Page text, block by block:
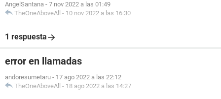
AngelSantana - 7 nov 2022 a las 01:49
TheOneAboveAll - 10 nov 2022 a las 16:30
1 respuesta
error en llamadas
andoresumetaru - 17 ago 2022 a las 22:12
TheOneAboveAll - 18 ago 2022 a las 14:27